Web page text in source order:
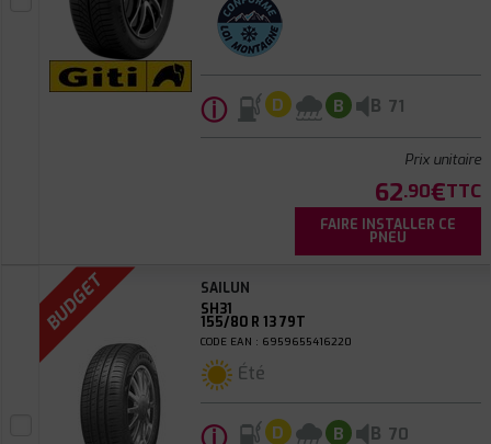
ⓘ D B B 71
Prix unitaire
62.90€TTC
FAIRE INSTALLER CE
PNEU
BUDGET
SAILUN
SH31
155/80 R 13 79T
CODE EAN : 6959655416220
Été
D B B 70